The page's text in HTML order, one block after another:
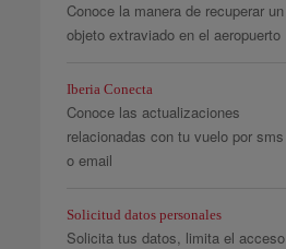
Conoce la manera de recuperar un
objeto extraviado en el aeropuerto
Iberia Conecta
Conoce las actualizaciones
relacionadas con tu vuelo por sms
o email
Solicitud datos personales
Solicita tus datos, limita el acceso